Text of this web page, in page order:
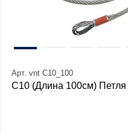
Арт. vnt C10_100
С10 (Длина 100см) Петля